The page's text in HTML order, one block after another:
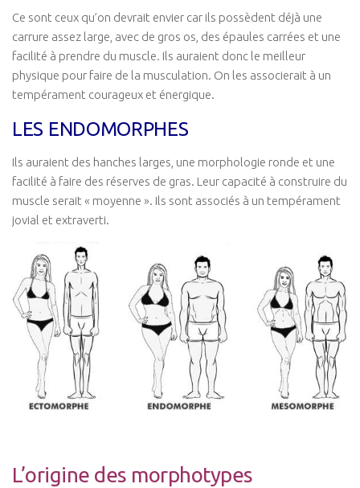
Contact
Ce sont ceux qu’on devrait envier car ils possèdent déjà une
carrure assez large, avec de gros os, des épaules carrées et une
facilité à prendre du muscle. Ils auraient donc le meilleur
physique pour faire de la musculation. On les associerait à un
tempérament courageux et énergique.
LES ENDOMORPHES
Ils auraient des hanches larges, une morphologie ronde et une
facilité à faire des réserves de gras. Leur capacité à construire du
muscle serait « moyenne ». Ils sont associés à un tempérament
jovial et extraverti.
L’origine des morphotypes